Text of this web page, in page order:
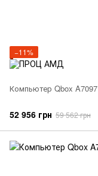
−11%
Компьютер Qbox A7097
52 956 грн 59 562 грн